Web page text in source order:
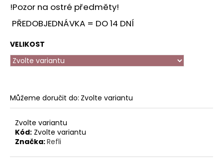
!Pozor na ostré předměty!
PŘEDOBJEDNÁVKA = DO 14 DNÍ
VELIKOST
Můžeme doručit do: Zvolte variantu
Zvolte variantu
Kód: Zvolte variantu
Značka:Refli